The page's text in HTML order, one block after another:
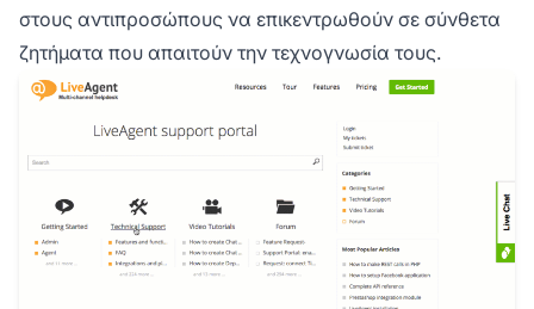
στους αντιπροσώπους να επικεντρωθούν σε σύνθετα
ζητήματα που απαιτούν την τεχνογνωσία τους.